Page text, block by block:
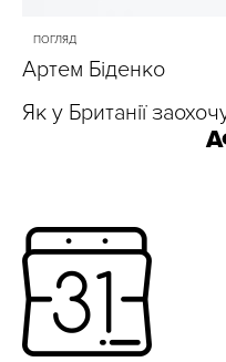
ПОГЛЯД
Артем Біденко
Як у Британії